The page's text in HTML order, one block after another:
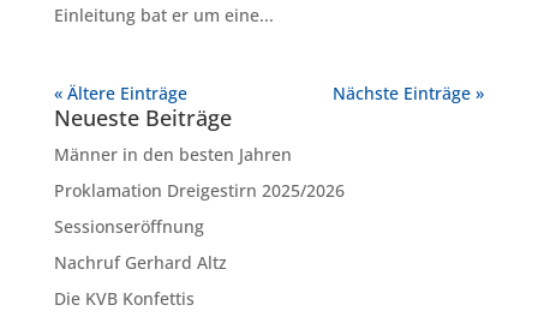
Einleitung bat er um eine...
« Ältere Einträge Nächste Einträge »
Neueste Beiträge
Männer in den besten Jahren
Proklamation Dreigestirn 2025/2026
Sessionseröffnung
Nachruf Gerhard Altz
Die KVB Konfettis